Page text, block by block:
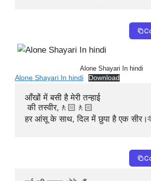
Alone Shayari In hindi
Alone Shayari In hindi
Download
आँखों में बसी है मेरी तन्हाई
की तस्वीर,🚶🏻🚶🏻
हर आंसू के साथ, दिल में छुपा है एक